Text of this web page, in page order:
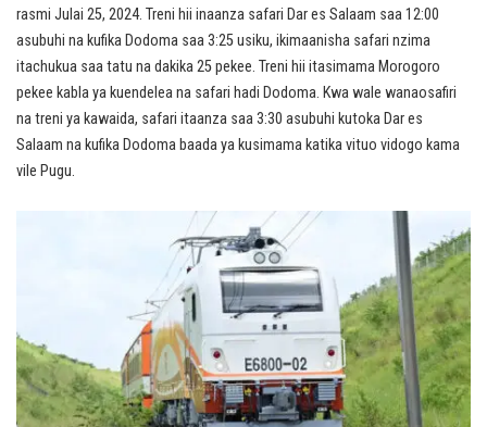
rasmi Julai 25, 2024. Treni hii inaanza safari Dar es Salaam saa 12:00
asubuhi na kufika Dodoma saa 3:25 usiku, ikimaanisha safari nzima
itachukua saa tatu na dakika 25 pekee. Treni hii itasimama Morogoro
pekee kabla ya kuendelea na safari hadi Dodoma. Kwa wale wanaosafiri
na treni ya kawaida, safari itaanza saa 3:30 asubuhi kutoka Dar es
Salaam na kufika Dodoma baada ya kusimama katika vituo vidogo kama
vile Pugu.